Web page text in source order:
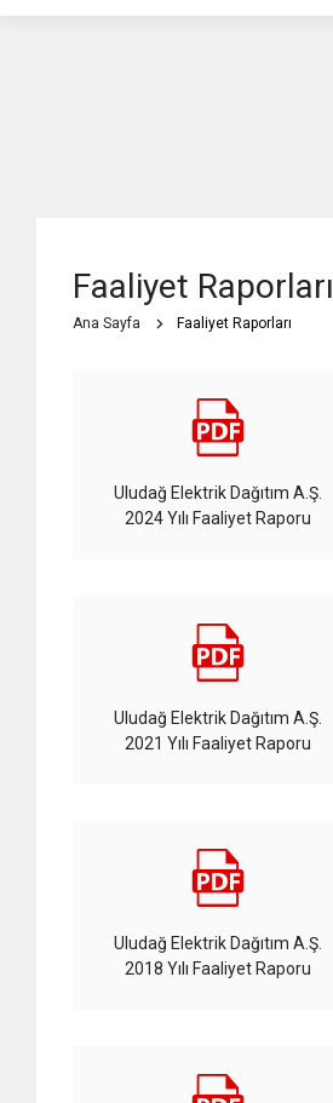
Faaliyet Raporları
Ana Sayfa Faaliyet Raporları
Uludağ Elektrik Dağıtım A.Ş.
2024 Yılı Faaliyet Raporu
Uludağ Elektrik Dağıtım A.Ş.
2021 Yılı Faaliyet Raporu
Uludağ Elektrik Dağıtım A.Ş.
2018 Yılı Faaliyet Raporu